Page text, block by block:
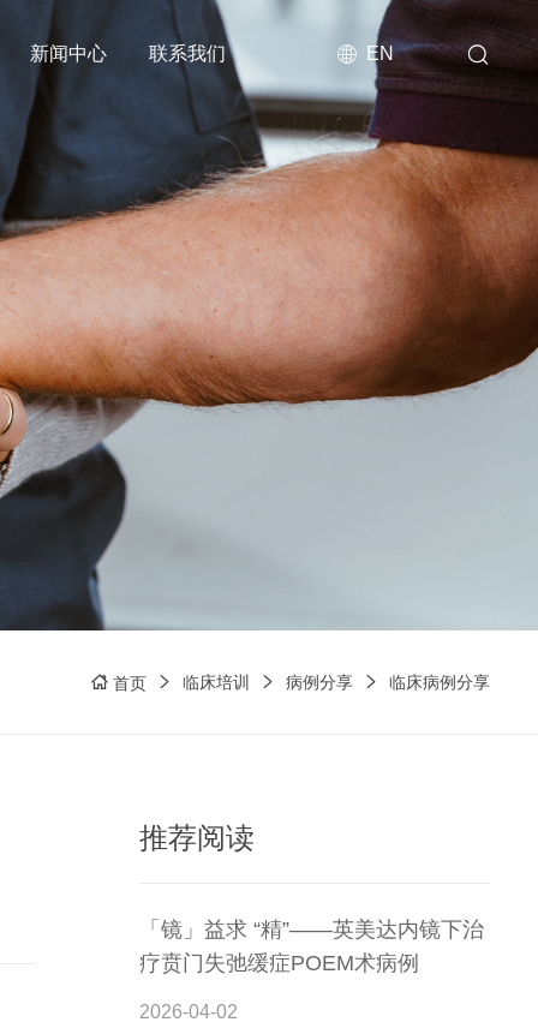
新闻中心 联系我们 EN
首页 临床培训 病例分享 临床病例分享
推荐阅读
「镜」益求 “精”——英美达内镜下治
疗贲门失弛缓症POEM术病例
2026-04-02